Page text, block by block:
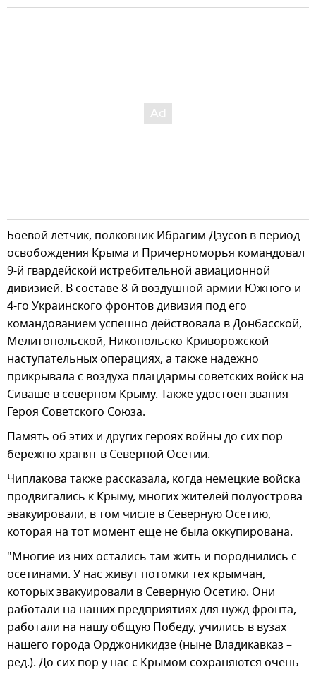
Боевой летчик, полковник Ибрагим Дзусов в период
освобождения Крыма и Причерноморья командовал
9-й гвардейской истребительной авиационной
дивизией. В составе 8-й воздушной армии Южного и
4-го Украинского фронтов дивизия под его
командованием успешно действовала в Донбасской,
Мелитопольской, Никопольско-Криворожской
наступательных операциях, а также надежно
прикрывала с воздуха плацдармы советских войск на
Сиваше в северном Крыму. Также удостоен звания
Героя Советского Союза.
Память об этих и других героях войны до сих пор
бережно хранят в Северной Осетии.
Чиплакова также рассказала, когда немецкие войска
продвигались к Крыму, многих жителей полуострова
эвакуировали, в том числе в Северную Осетию,
которая на тот момент еще не была оккупирована.
"Многие из них остались там жить и породнились с
осетинами. У нас живут потомки тех крымчан,
которых эвакуировали в Северную Осетию. Они
работали на наших предприятиях для нужд фронта,
работали на нашу общую Победу, учились в вузах
нашего города Орджоникидзе (ныне Владикавказ –
ред.). До сих пор у нас с Крымом сохраняются очень